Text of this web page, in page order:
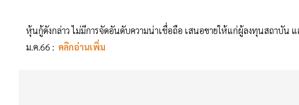
หุ้นกู้ดังกล่าว ไม่มีการจัดอันดับความน่าเชื่อถือ เสนอขายให้แก่ผู้ลงทุนสถาบัน
ม.ค.66 : คลิกอ่านเพิ่ม